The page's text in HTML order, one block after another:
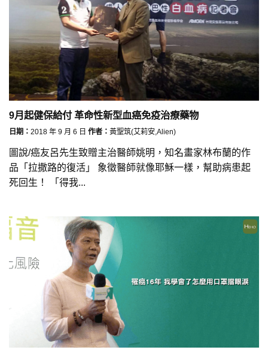
9月起健保給付 革命性新型血癌免疫治療藥物
日期： 2018 年 9 月 6 日 作者： 黃聖筑(艾莉安,Alien)
圖說/癌友呂先生致贈主治醫師姚明，知名畫家林布蘭的作
品「拉撒路的復活」 象徵醫師就像耶穌一樣，幫助病患起
死回生！ 「得我...